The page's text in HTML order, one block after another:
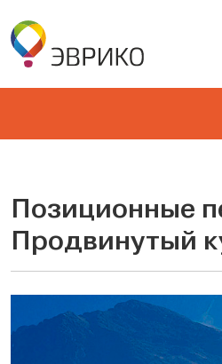
Позиционные
Продвинутый